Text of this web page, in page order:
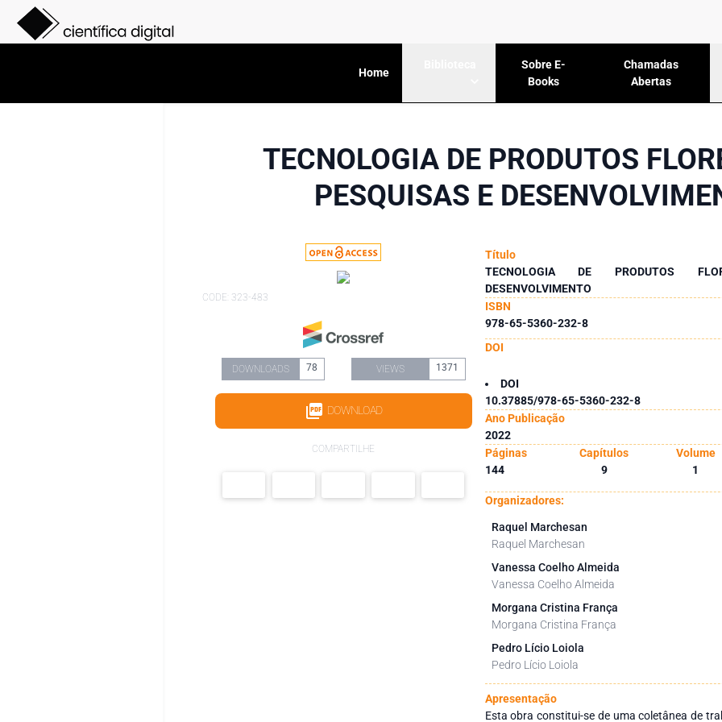
Home
Sobre E-
Books
Chamadas
Abertas
TECNOLOGIA DE PRODUTOS
PESQUISAS E
CODE: 323-483
DOWNLOADS 78 VIEWS 1371
DOWNLOAD
COMPARTILHE
Título
TECNOLOGIA DE PRODUTOS
DESENVOLVIMENTO
ISBN
978-65-5360-232-8
DOI
DOI
10.37885/978-65-5360-232-8
Ano Publicação
2022
Páginas
Capítulos
Volume
144
9 1
Organizadores:
Raquel Marchesan
Raquel Marchesan
Vanessa Coelho Almeida
Vanessa Coelho Almeida
Morgana Cristina França
Morgana Cristina França
Pedro Lício Loiola
Pedro Lício Loiola
Apresentação
Esta obra constitui-se de uma coletânea de